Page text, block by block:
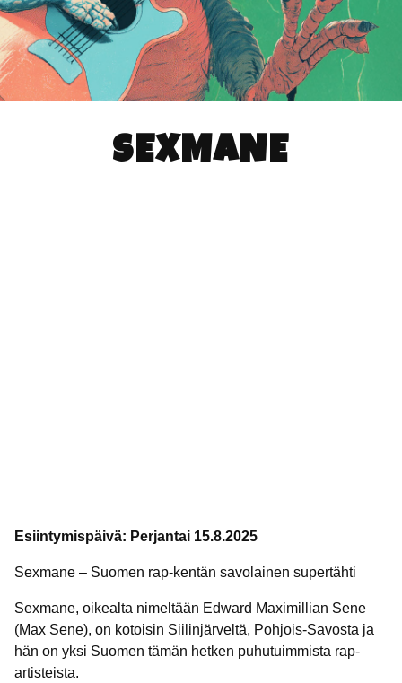
SEXMANE
Esiintymispäivä: Perjantai 15.8.2025
Sexmane – Suomen rap-kentän savolainen supertähti
Sexmane, oikealta nimeltään Edward Maximillian Sene
(Max Sene), on kotoisin Siilinjärveltä, Pohjois-Savosta ja
hän on yksi Suomen tämän hetken puhutuimmista rap-
artisteista.